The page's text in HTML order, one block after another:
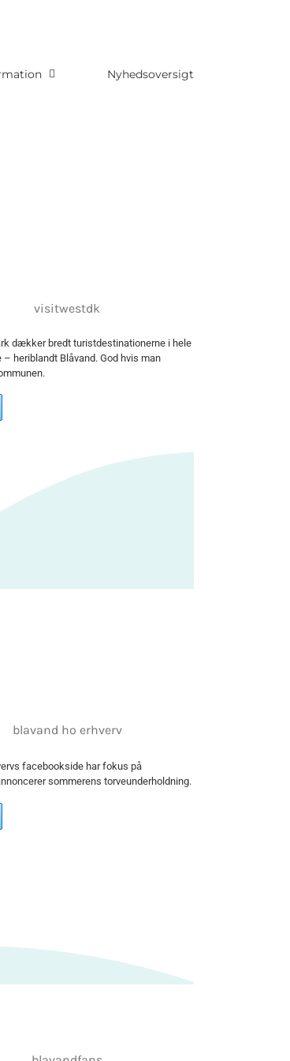
Nyhedsoversigt
dækker bredt turistdestinationerne i hele
– heriblandt Blåvand. God hvis man
facebookside har fokus på
sommerens torveunderholdning.